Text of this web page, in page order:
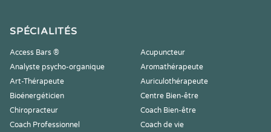
SPÉCIALITÉS
Access Bars ®
Acupuncteur
Analyste psycho-organique
Aromathérapeute
Art-Thérapeute
Auriculothérapeute
Bioénergéticien
Centre Bien-être
Chiropracteur
Coach Bien-être
Coach Professionnel
Coach de vie